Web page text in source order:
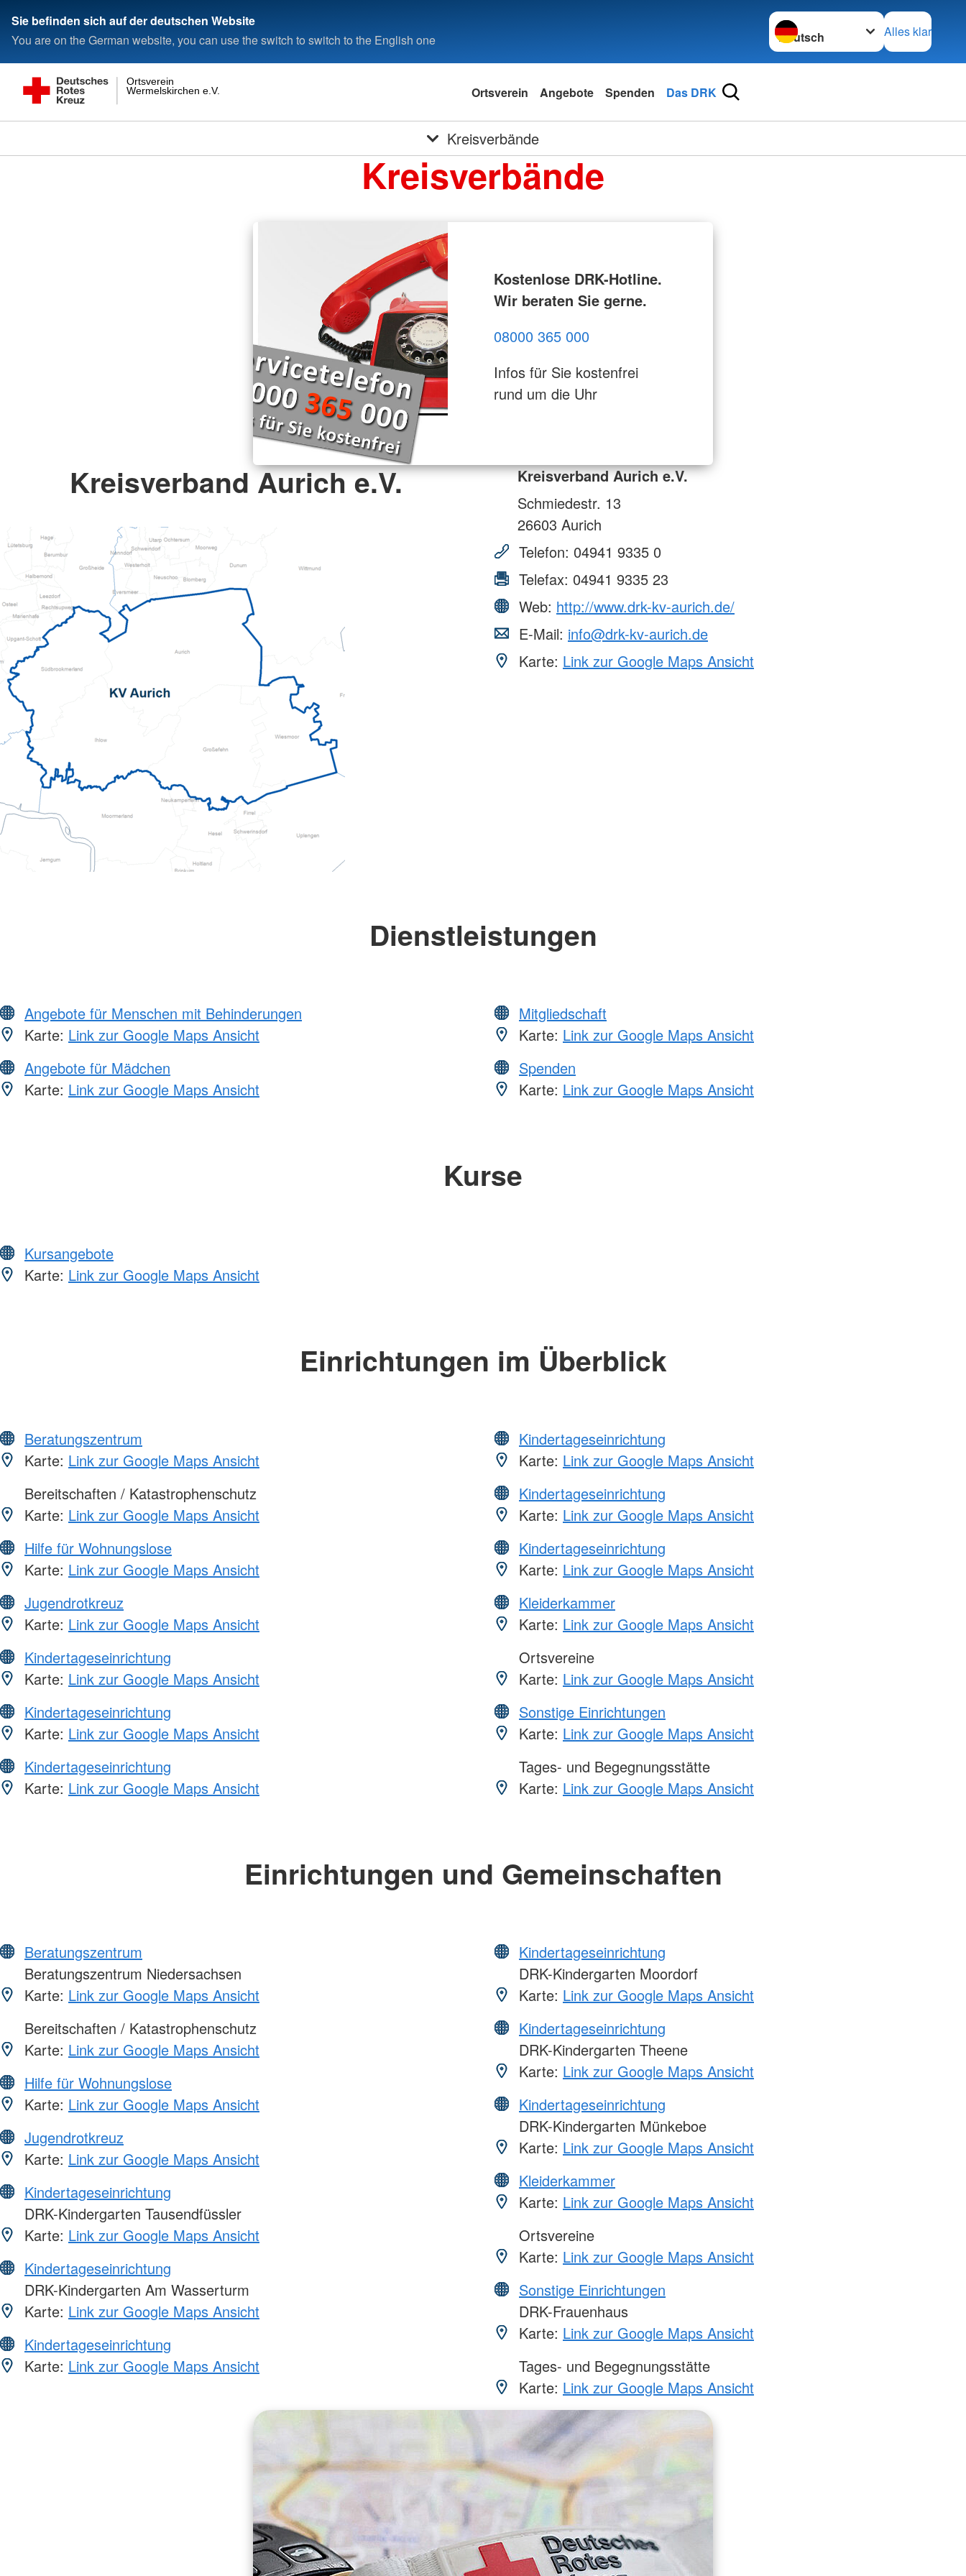
Sie befinden sich auf der deutschen Website
You are on the German website, you can use the switch to switch to the English one
Sprache wechseln zu
Alles klar
Wermelskirchen e.V.
Ortsverein
Ortsverein Angebote Spenden Das DRK
Kreisverbände
Kreisverbände
Kostenlose DRK-Hotline.
Wir beraten Sie gerne.
08000 365 000
Infos für Sie kostenfrei
rund um die Uhr
Kreisverband Aurich e.V.
Kreisverband Aurich e.V.
Schmiedestr. 13
26603 Aurich
Telefon: 04941 9335 0
Telefax: 04941 9335 23
Web: http://www.drk-kv-aurich.de/
E-Mail: info@drk-kv-aurich.de
Karte: Link zur Google Maps Ansicht
Dienstleistungen
Angebote für Menschen mit Behinderungen
Karte: Link zur Google Maps Ansicht
Angebote für Mädchen
Karte: Link zur Google Maps Ansicht
Mitgliedschaft
Karte: Link zur Google Maps Ansicht
Spenden
Karte: Link zur Google Maps Ansicht
Kurse
Kursangebote
Karte: Link zur Google Maps Ansicht
Einrichtungen im Überblick
Beratungszentrum
Karte: Link zur Google Maps Ansicht
Bereitschaften / Katastrophenschutz
Karte: Link zur Google Maps Ansicht
Hilfe für Wohnungslose
Karte: Link zur Google Maps Ansicht
Jugendrotkreuz
Karte: Link zur Google Maps Ansicht
Kindertageseinrichtung
Karte: Link zur Google Maps Ansicht
Kindertageseinrichtung
Karte: Link zur Google Maps Ansicht
Kindertageseinrichtung
Karte: Link zur Google Maps Ansicht
Kindertageseinrichtung
Karte: Link zur Google Maps Ansicht
Kindertageseinrichtung
Karte: Link zur Google Maps Ansicht
Kindertageseinrichtung
Karte: Link zur Google Maps Ansicht
Kleiderkammer
Karte: Link zur Google Maps Ansicht
Ortsvereine
Karte: Link zur Google Maps Ansicht
Sonstige Einrichtungen
Karte: Link zur Google Maps Ansicht
Tages- und Begegnungsstätte
Karte: Link zur Google Maps Ansicht
Einrichtungen und Gemeinschaften
Beratungszentrum
Beratungszentrum Niedersachsen
Karte: Link zur Google Maps Ansicht
Bereitschaften / Katastrophenschutz
Karte: Link zur Google Maps Ansicht
Hilfe für Wohnungslose
Karte: Link zur Google Maps Ansicht
Jugendrotkreuz
Karte: Link zur Google Maps Ansicht
Kindertageseinrichtung
DRK-Kindergarten Tausendfüssler
Karte: Link zur Google Maps Ansicht
Kindertageseinrichtung
DRK-Kindergarten Am Wasserturm
Karte: Link zur Google Maps Ansicht
Kindertageseinrichtung
Karte: Link zur Google Maps Ansicht
Kindertageseinrichtung
DRK-Kindergarten Moordorf
Karte: Link zur Google Maps Ansicht
Kindertageseinrichtung
DRK-Kindergarten Theene
Karte: Link zur Google Maps Ansicht
Kindertageseinrichtung
DRK-Kindergarten Münkeboe
Karte: Link zur Google Maps Ansicht
Kleiderkammer
Karte: Link zur Google Maps Ansicht
Ortsvereine
Karte: Link zur Google Maps Ansicht
Sonstige Einrichtungen
DRK-Frauenhaus
Karte: Link zur Google Maps Ansicht
Tages- und Begegnungsstätte
Karte: Link zur Google Maps Ansicht